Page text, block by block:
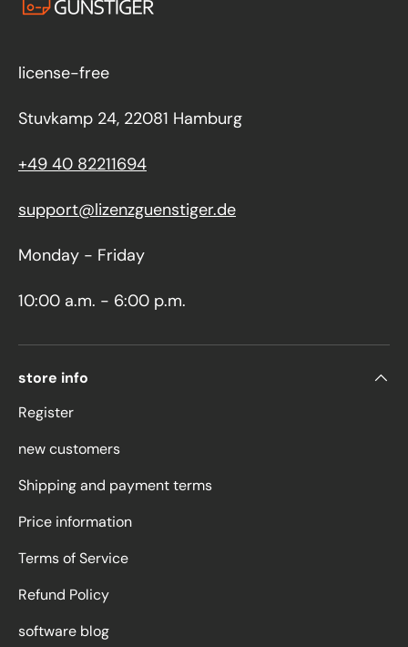
license-free
Stuvkamp 24, 22081 Hamburg
+49 40 82211694
support@lizenzguenstiger.de
Monday - Friday
10:00 a.m. - 6:00 p.m.
store info
Register
new customers
Shipping and payment terms
Price information
Terms of Service
Refund Policy
software blog